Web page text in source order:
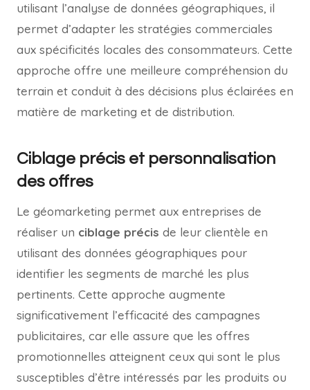
utilisant l’analyse de données géographiques, il
permet d’adapter les stratégies commerciales
aux spécificités locales des consommateurs. Cette
approche offre une meilleure compréhension du
terrain et conduit à des décisions plus éclairées en
matière de marketing et de distribution.
Ciblage précis et personnalisation
des offres
Le géomarketing permet aux entreprises de
réaliser un ciblage précis de leur clientèle en
utilisant des données géographiques pour
identifier les segments de marché les plus
pertinents. Cette approche augmente
significativement l’efficacité des campagnes
publicitaires, car elle assure que les offres
promotionnelles atteignent ceux qui sont le plus
susceptibles d’être intéressés par les produits ou